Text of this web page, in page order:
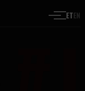
ETEN
#1